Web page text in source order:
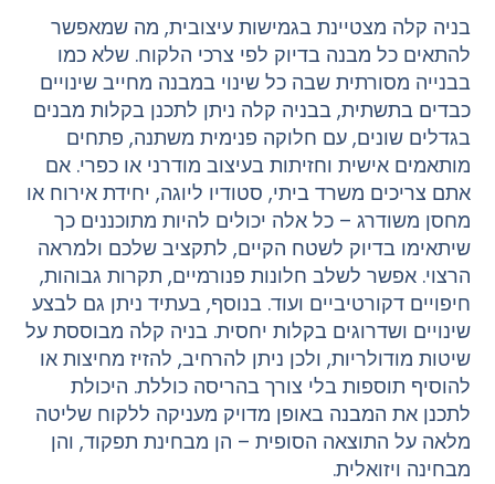
בניה קלה מצטיינת בגמישות עיצובית, מה שמאפשר
להתאים כל מבנה בדיוק לפי צרכי הלקוח. שלא כמו
בבנייה מסורתית שבה כל שינוי במבנה מחייב שינויים
כבדים בתשתית, בבניה קלה ניתן לתכנן בקלות מבנים
בגדלים שונים, עם חלוקה פנימית משתנה, פתחים
מותאמים אישית וחזיתות בעיצוב מודרני או כפרי. אם
אתם צריכים משרד ביתי, סטודיו ליוגה, יחידת אירוח או
מחסן משודרג – כל אלה יכולים להיות מתוכננים כך
שיתאימו בדיוק לשטח הקיים, לתקציב שלכם ולמראה
הרצוי. אפשר לשלב חלונות פנורמיים, תקרות גבוהות,
חיפויים דקורטיביים ועוד. בנוסף, בעתיד ניתן גם לבצע
שינויים ושדרוגים בקלות יחסית. בניה קלה מבוססת על
שיטות מודולריות, ולכן ניתן להרחיב, להזיז מחיצות או
להוסיף תוספות בלי צורך בהריסה כוללת. היכולת
לתכנן את המבנה באופן מדויק מעניקה ללקוח שליטה
מלאה על התוצאה הסופית – הן מבחינת תפקוד, והן
מבחינה ויזואלית.